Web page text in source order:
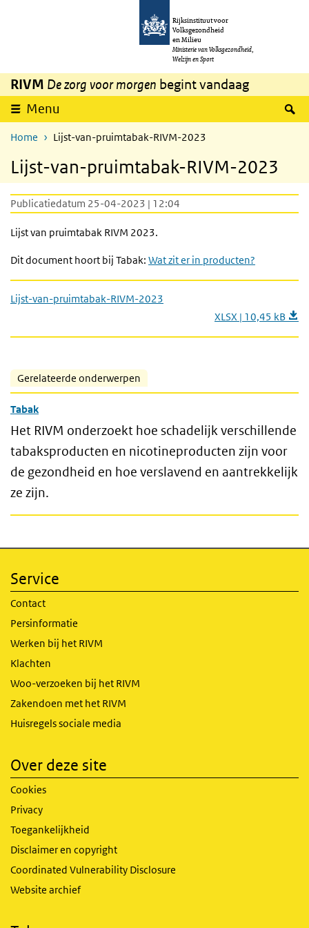
Overslaan en naar de inhoud gaan
Rijksinstituut voor
Volksgezondheid
en Milieu
Ministerie van Volksgezondheid,
Welzijn en Sport
RIVM De zorg voor morgen begint vandaag
Menu
Home Lijst-van-pruimtabak-RIVM-2023
Lijst-van-pruimtabak-RIVM-2023
Publicatiedatum 25-04-2023 | 12:04
Lijst van pruimtabak RIVM 2023.
Dit document hoort bij Tabak: Wat zit er in producten?
Lijst-van-pruimtabak-RIVM-2023
XLSX | 10,45 kB
Gerelateerde onderwerpen
Tabak
Het RIVM onderzoekt hoe schadelijk verschillende
tabaksproducten en nicotineproducten zijn voor
de gezondheid en hoe verslavend en aantrekkelijk
ze zijn.
Service
Contact
Persinformatie
Werken bij het RIVM
Klachten
Woo-verzoeken bij het RIVM
Zakendoen met het RIVM
Huisregels sociale media
Over deze site
Cookies
Privacy
Toegankelijkheid
Disclaimer en copyright
Coordinated Vulnerability Disclosure
Website archief